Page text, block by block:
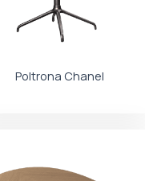
Poltrona Chanel